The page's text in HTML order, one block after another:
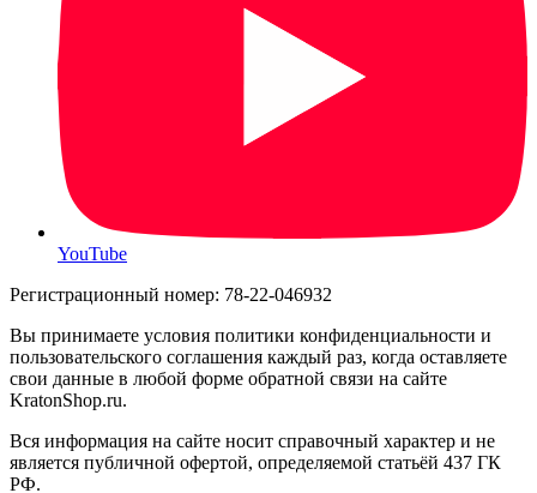
YouTube
Регистрационный номер: 78-22-046932
Вы принимаете условия политики конфиденциальности и
пользовательского соглашения каждый раз, когда оставляете
свои данные в любой форме обратной связи на сайте
KratonShop.ru.
Вся информация на сайте носит справочный характер и не
является публичной офертой, определяемой статьёй 437 ГК
РФ.